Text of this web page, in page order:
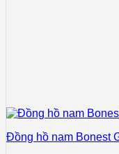
Đồng hồ nam Bonest